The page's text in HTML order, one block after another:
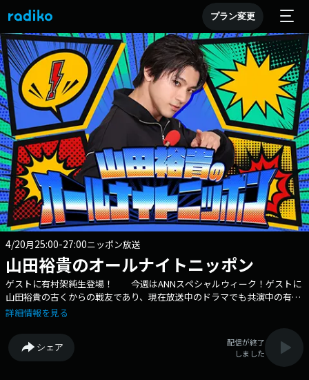
プラン変更
4/20月25:00-27:00ニッポン放送
山田裕貴のオールナイトニッポン
ゲストに有村架純生登場！ 今週はANNスペシャルウィーク！ゲストに
山田裕貴の古くからの戦友であり、現在放送中のドラマでも共演中の有村
架純が生登場します！特別企画「カスミファイス！」もお楽しみに！
い！メールアドレス： yy@allnightnippon.com 番組ホームページは
こちら twitterハッシュタグは「#山田裕貴ANN」twitterアカウントは
「@yamadayuki__ANN」
詳細情報を見る
シェア
配信が終了
しました